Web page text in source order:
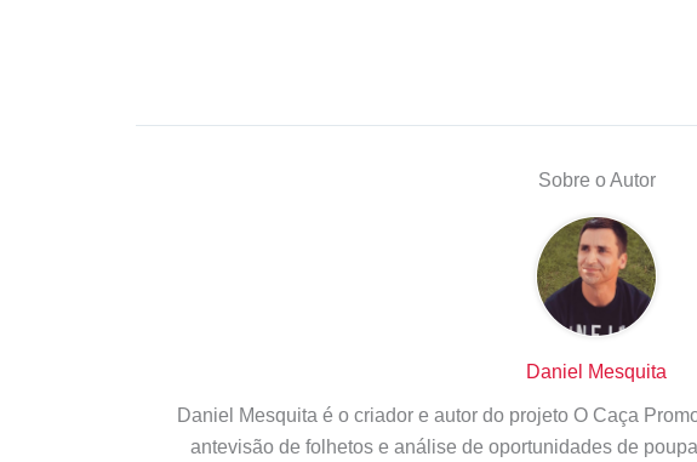
Sobre o Autor
Daniel Mesquita
Daniel Mesquita é o criador e autor do projeto O Caça
antevisão de folhetos e análise de oportunidades de